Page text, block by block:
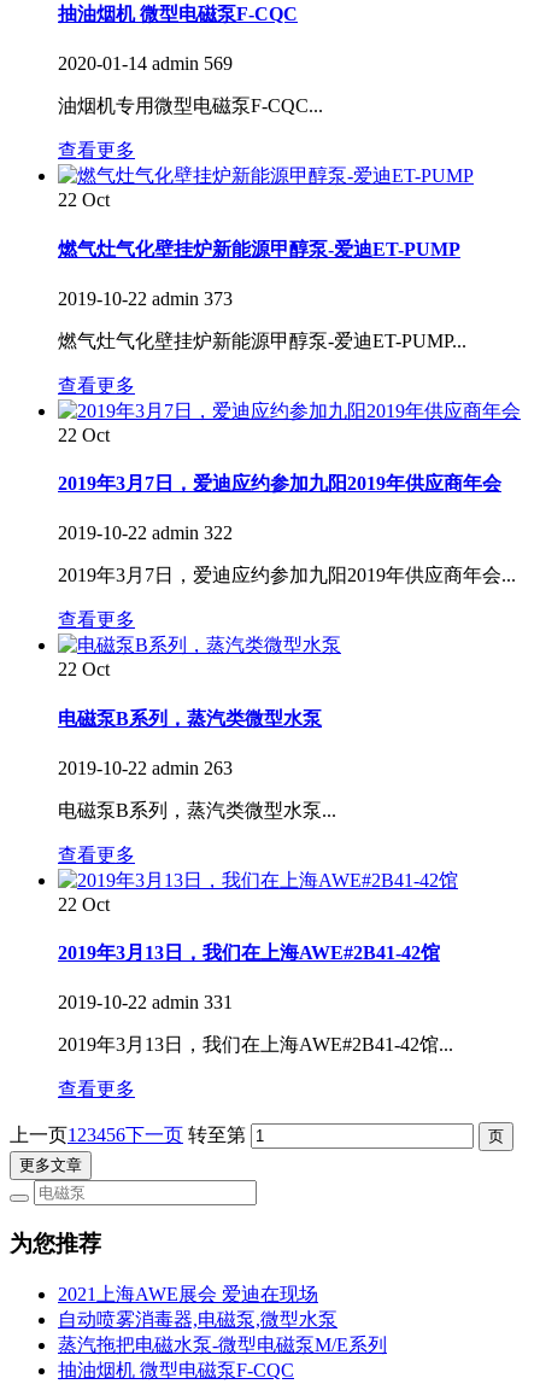
抽油烟机 微型电磁泵F-CQC
2020-01-14 admin 569
油烟机专用微型电磁泵F-CQC...
查看更多
22 Oct
燃气灶气化壁挂炉新能源甲醇泵-爱迪ET-PUMP
2019-10-22 admin 373
燃气灶气化壁挂炉新能源甲醇泵-爱迪ET-PUMP...
查看更多
22 Oct
2019年3月7日，爱迪应约参加九阳2019年供应商年会
2019-10-22 admin 322
2019年3月7日，爱迪应约参加九阳2019年供应商年会...
查看更多
22 Oct
电磁泵B系列，蒸汽类微型水泵
2019-10-22 admin 263
电磁泵B系列，蒸汽类微型水泵...
查看更多
22 Oct
2019年3月13日，我们在上海AWE#2B41-42馆
2019-10-22 admin 331
2019年3月13日，我们在上海AWE#2B41-42馆...
查看更多
上一页1 23456下一页 转至第
更多文章
为您推荐
2021上海AWE展会 爱迪在现场
自动喷雾消毒器,电磁泵,微型水泵
​蒸汽拖把电磁水泵-微型电磁泵M/E系列
抽油烟机 微型电磁泵F-CQC